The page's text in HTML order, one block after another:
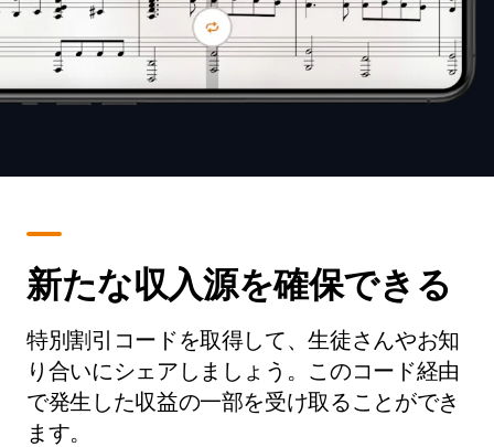
新たな収入源を確保できる
特別割引コードを取得して、生徒さんやお知
り合いにシェアしましょう。このコード経由
で発生した収益の一部を受け取ることができ
ます。